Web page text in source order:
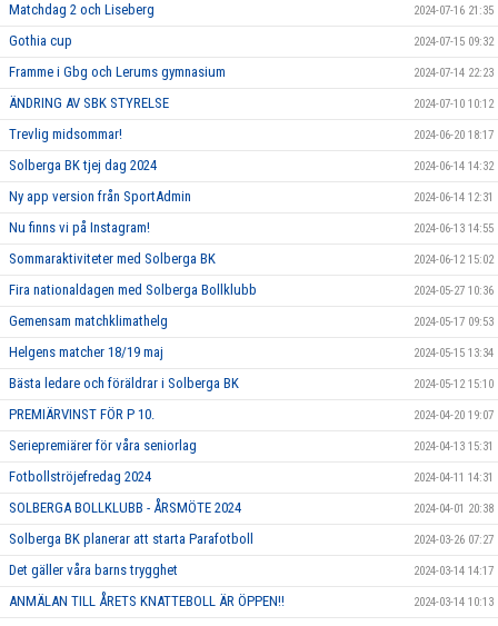
Matchdag 2 och Liseberg 2024-07-16 21:35
Gothia cup 2024-07-15 09:32
Framme i Gbg och Lerums gymnasium 2024-07-14 22:23
ÄNDRING AV SBK STYRELSE 2024-07-10 10:12
Trevlig midsommar! 2024-06-20 18:17
Solberga BK tjej dag 2024 2024-06-14 14:32
Ny app version från SportAdmin 2024-06-14 12:31
Nu finns vi på Instagram! 2024-06-13 14:55
Sommaraktiviteter med Solberga BK 2024-06-12 15:02
Fira nationaldagen med Solberga Bollklubb 2024-05-27 10:36
Gemensam matchklimathelg 2024-05-17 09:53
Helgens matcher 18/19 maj 2024-05-15 13:34
Bästa ledare och föräldrar i Solberga BK 2024-05-12 15:10
PREMIÄRVINST FÖR P 10. 2024-04-20 19:07
Seriepremiärer för våra seniorlag 2024-04-13 15:31
Fotbollströjefredag 2024 2024-04-11 14:31
SOLBERGA BOLLKLUBB - ÅRSMÖTE 2024 2024-04-01 20:38
Solberga BK planerar att starta Parafotboll 2024-03-26 07:27
Det gäller våra barns trygghet 2024-03-14 14:17
ANMÄLAN TILL ÅRETS KNATTEBOLL ÄR ÖPPEN!! 2024-03-14 10:13